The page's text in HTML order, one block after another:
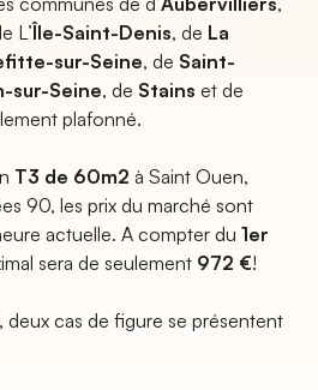
L’Île-Saint-Denis, de La
sur-Seine, de Saint-
sur-Seine, de Stains et de
plafonné.
T3 de 60m2 à Saint Ouen,
90, les prix du marché sont
actuelle. A compter du 1er
sera de seulement 972 €!
cas de figure se présentent